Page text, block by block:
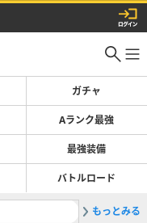
ガチャ
Aランク最強
最強装備
バトルロード
2ロザリ
もっとみる